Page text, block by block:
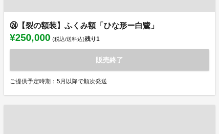
㉔【裂の額装】ふくみ額「ひな形ー白鷺」
¥250,000 (税込/送料込)残り1
販売終了
ご提供予定時期：5月以降で順次発送